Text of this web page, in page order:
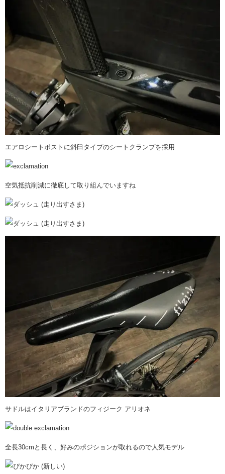
エアロシートポストに斜臼タイプのシートクランプを採用
空気抵抗削減に徹底して取り組んでいますね
サドルはイタリアブランドのフィジーク アリオネ
全長30cmと長く、好みのポジションが取れるので人気モデル